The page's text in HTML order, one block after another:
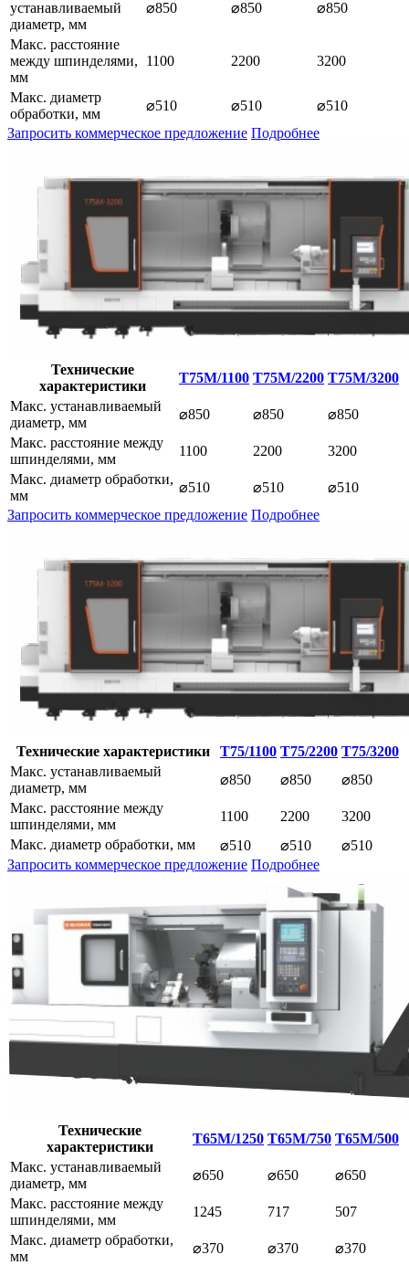
устанавливаемый
диаметр, мм
⌀850 ⌀850 ⌀850
Макс. расстояние
между шпинделями,
мм
1100 2200 3200
Макс. диаметр
обработки, мм
⌀510 ⌀510
⌀510
Запросить коммерческое предложение Подробнее
Технические
характеристики
T75M/1100 T75M/2200 T75M/3200
Макс. устанавливаемый
диаметр, мм
⌀850 ⌀850
⌀850
Макс. расстояние между
шпинделями, мм
1100 2200
3200
Макс. диаметр обработки,
мм
⌀510 ⌀510
⌀510
Запросить коммерческое предложение Подробнее
Технические характеристики T75/1100 T75/2200 T75/3200
Макс. устанавливаемый
диаметр, мм
⌀850 ⌀850
⌀850
Макс. расстояние между
шпинделями, мм
1100 2200
3200
Макс. диаметр обработки, мм
⌀510 ⌀510
⌀510
Запросить коммерческое предложение Подробнее
Технические
характеристики
T65M/1250 T65M/750 T65M/500
Макс. устанавливаемый
диаметр, мм
⌀650 ⌀650
⌀650
Макс. расстояние между
шпинделями, мм
1245 717
507
Макс. диаметр обработки,
мм
⌀370 ⌀370
⌀370